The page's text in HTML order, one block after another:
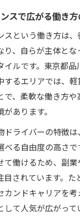
リーランスで収入を
案件選びと収入向
ーランスに必要な
ス経験者の収入アッ
目指す軽貨物の働き
川区で軽貨物独立を
リーランス未経験
める軽貨物独立の
ス参入時のサポー
者が知るべき収入
貨物フリーランス成
スで広がる働き
スという働き方は
り、自らが主体とな
イルです。東京都
するエリアでは、
で、柔軟な働き方
あります。
ドライバーの特徴
べる自由度の高さで
て働けるため、副
目されています。た
カンドキャリアを
て人気が広がって